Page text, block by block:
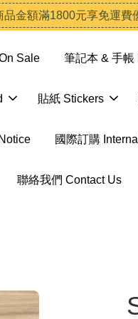
品金額滿1800元享免運費
Sale 筆記本 & 手
貼紙 Stickers
國際訂購
聯絡我們 Contact Us